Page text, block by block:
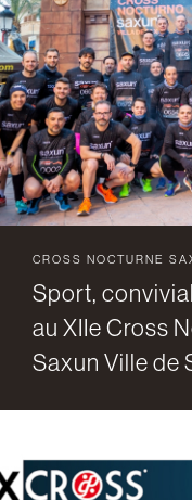
CROSS NOCTURNE
Sport,
au XIIe Cross
Saxun Ville de